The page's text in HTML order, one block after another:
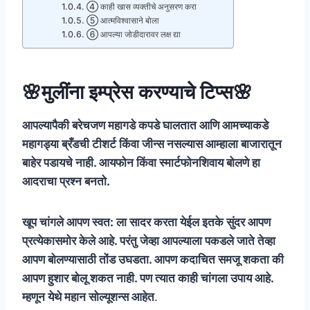
④ काही खास व्यक्तीचे अनुसरण करा
⑤ आत्मविश्वासाने बोला
⑥ आपल्या जोडीदारावर लक्ष द्या
🌸मुलींना इम्प्रेस करण्याचे टिप्स🌸
आपल्यापैकी बरेचजण महागडे कपडे घालतात आणि आमच्याकडे
महागड्या ब्रँडची टीशर्ट किंवा जीन्स नसल्यास आम्हाला बाजारातून
बाहेर पडायचे नाही. आयफोन किंवा स्मार्टफोनशिवाय बोलणे हा
आदराचा प्रश्न बनतो.
खूप चांगले आपण स्वत: ला सादर करता येईल इतके सुंदर आपण
प्रत्येकासमोर केले आहे. परंतु जेव्हा आपल्याला पकडले जाते तेव्हा
आपण बोलण्यासाठी तोंड उघडता. आपण कदाचित समजू शकता की
आपण हुशार बोलू शकत नाही. पण त्यात काही चांगला उपाय आहे.
म्हणून येथे महान सोल्यूशन्स आहेत.